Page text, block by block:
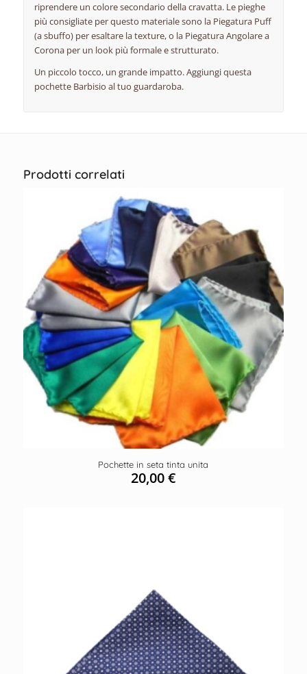
riprendere un colore secondario della cravatta. Le pieghe
più consigliate per questo materiale sono la Piegatura Puff
(a sbuffo) per esaltare la texture, o la Piegatura Angolare a
Corona per un look più formale e strutturato.
Un piccolo tocco, un grande impatto. Aggiungi questa
pochette Barbisio al tuo guardaroba.
Prodotti correlati
Pochette in seta tinta unita
20,00€